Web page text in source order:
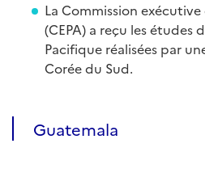
La Commission
(CEPA) a reçu les études
Pacifique réalisées par
Corée du Sud.
Guatemala